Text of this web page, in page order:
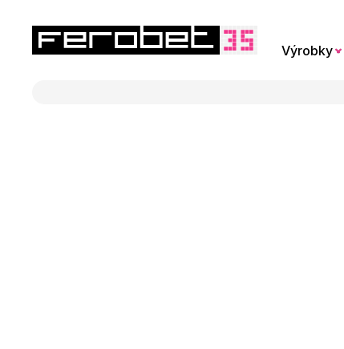
Výrobky